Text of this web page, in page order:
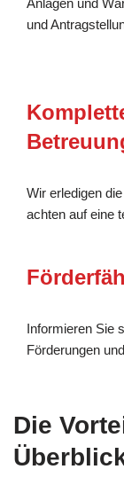
und
Wir erledigen
achten auf eine
Informieren Sie
Förderungen
Die